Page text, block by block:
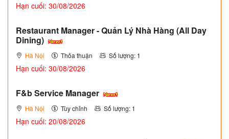
Hạn cuối: 30/08/2026
Restaurant Manager - Quản Lý Nhà Hàng (All Day
Dining)
Hà Nội Thỏa thuận Số lượng: 1
Hạn cuối: 30/08/2026
F&b Service Manager
Hà Nội Tùy chỉnh Số lượng: 1
Hạn cuối: 20/08/2026